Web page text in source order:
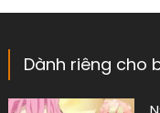
Dành riêng cho